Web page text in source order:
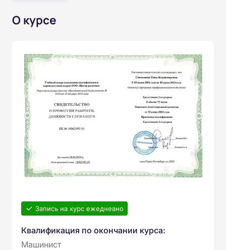
О курсе
Запись на курс ежедневно
Квалификация по окончании курса:
Машинист